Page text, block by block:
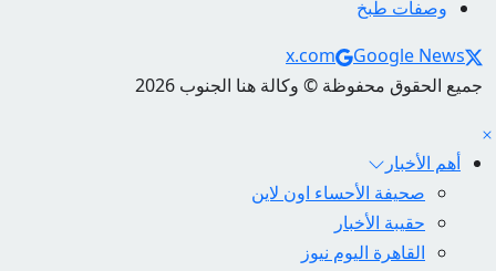
وصفات طبخ
Social Links
x.com
Google News
جميع الحقوق محفوظة © وكالة هنا الجنوب 2026
أهم الأخبار
صحيفة الأحساء اون لاين
حقيبة الأخبار
القاهرة اليوم نيوز